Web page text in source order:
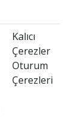
Kalıcı
Çerezler
Oturum
Çerezleri